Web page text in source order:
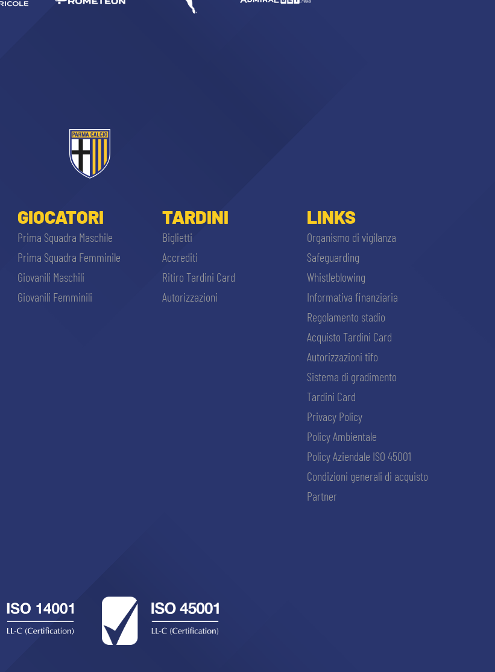
GIOCATORI
Prima Squadra Maschile
Prima Squadra Femminile
Giovanili Maschili
Giovanili Femminili
TARDINI
Biglietti
Accrediti
Ritiro Tardini Card
Autorizzazioni
LINKS
Organismo di vigilanza
Safeguarding
Whistleblowing
Informativa finanziaria
Regolamento stadio
Acquisto Tardini Card
Autorizzazioni tifo
Sistema di gradimento
Tardini Card
Privacy Policy
Policy Ambientale
Policy Aziendale ISO 45001
Condizioni generali di acquisto
Partner